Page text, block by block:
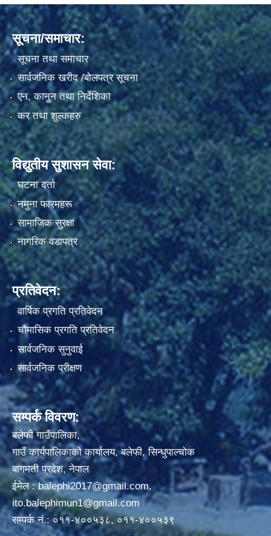
सूचना/समाचार:
सूचना तथा समाचार
सार्वजनिक खरीद /बोलपत्र सूचना
एन, कानुन तथा निर्देशिका
कर तथा शुल्कहरु
विद्युतीय सुशासन सेवा:
घटना दर्ता
नमुना फारमहरू
सामाजिक सुरक्षा
नागरिक वडापत्र
प्रतिवेदन:
वार्षिक प्रगति प्रतिवेदन
चौमासिक प्रगति प्रतिवेदन
सार्वजनिक सुनुवाई
सार्वजनिक परीक्षण
सम्पर्क विवरण:
बलेफी गाउँपालिका,
गाउँ कार्यपालिकाको कार्यालय, बलेफी, सिन्धुपाल्चोक
बागमती प्रदेश, नेपाल
ईमेल :balephi2017@gmail.com,
ito.balephimun1@gmail.com
सम्पर्क नं.: ०११-४००५३८, ०११-४००५३९